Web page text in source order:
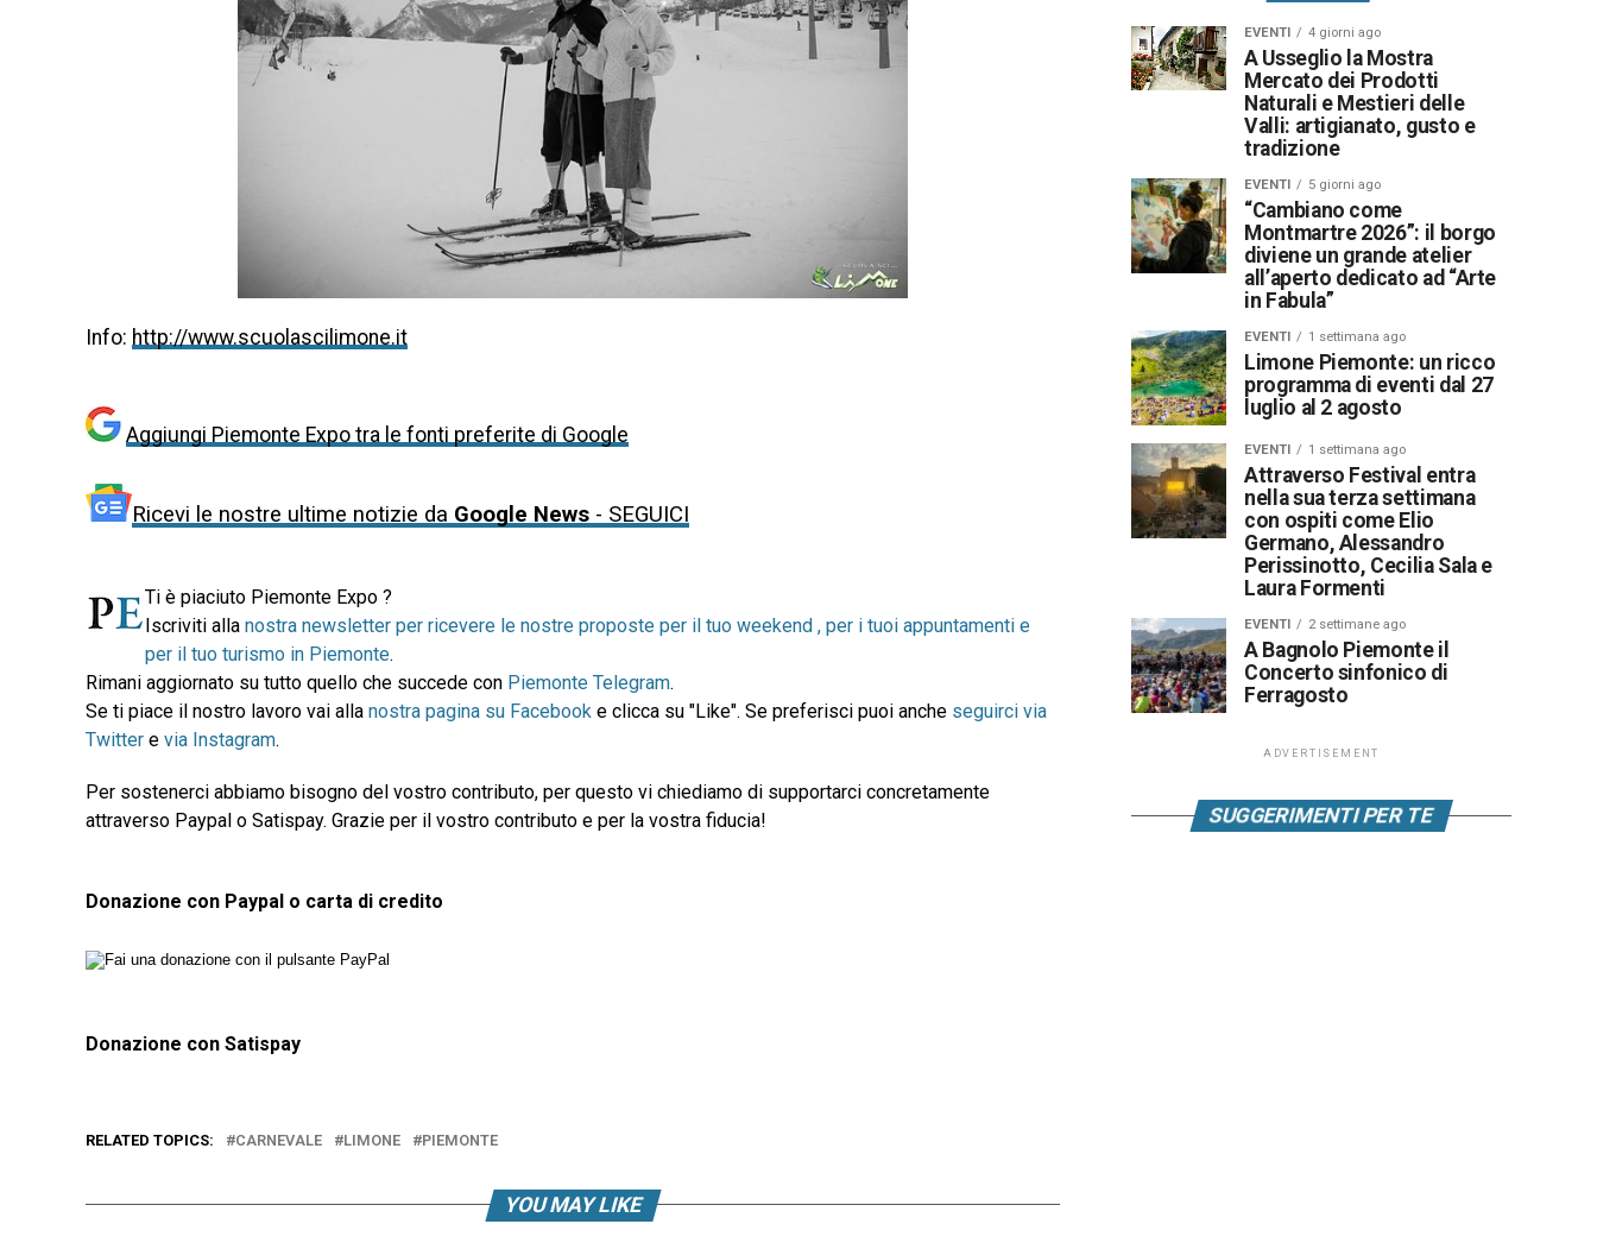
Info: http://www.scuolascilimone.it
Aggiungi Piemonte Expo tra le fonti preferite di Google
Ricevi le nostre ultime notizie da Google News - SEGUICI
Ti è piaciuto Piemonte Expo ?
Iscriviti alla nostra newsletter per ricevere le nostre proposte per il tuo weekend , per i tuoi appuntamenti e
per il tuo turismo in Piemonte.
Rimani aggiornato su tutto quello che succede con Piemonte Telegram.
Se ti piace il nostro lavoro vai alla nostra pagina su Facebook e clicca su "Like". Se preferisci puoi anche seguirci via
Twitter e via Instagram.
Per sostenerci abbiamo bisogno del vostro contributo, per questo vi chiediamo di supportarci concretamente
attraverso Paypal o Satispay. Grazie per il vostro contributo e per la vostra fiducia!
Donazione con Paypal o carta di credito
Donazione con Satispay
RELATED TOPICS: CARNEVALE LIMONE PIEMONTE
YOU MAY LIKE
EVENTI 4 giorni ago
A Usseglio la Mostra
Mercato dei Prodotti
Naturali e Mestieri delle
Valli: artigianato, gusto e
tradizione
EVENTI 5 giorni ago
“Cambiano come
Montmartre 2026”: il borgo
diviene un grande atelier
all’aperto dedicato ad “Arte
in Fabula”
EVENTI 1 settimana ago
Limone Piemonte: un ricco
programma di eventi dal 27
luglio al 2 agosto
EVENTI 1 settimana ago
Attraverso Festival entra
nella sua terza settimana
con ospiti come Elio
Germano, Alessandro
Perissinotto, Cecilia Sala e
Laura Formenti
EVENTI 2 settimane ago
A Bagnolo Piemonte il
Concerto sinfonico di
Ferragosto
ADVERTISEMENT
SUGGERIMENTI PER TE